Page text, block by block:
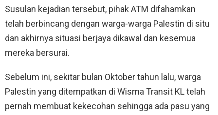
Susulan kejadian tersebut, pihak ATM difahamkan
telah berbincang dengan warga-warga Palestin di situ
dan akhirnya situasi berjaya dikawal dan kesemua
mereka bersurai.
Sebelum ini, sekitar bulan Oktober tahun lalu, warga
Palestin yang ditempatkan di Wisma Transit KL telah
pernah membuat kekecohan sehingga ada pasu yang